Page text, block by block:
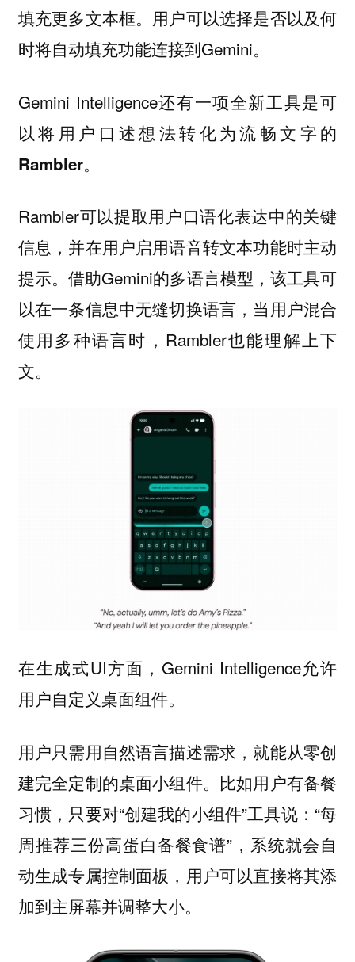
填充更多文本框。用户可以选择是否以及何
时将自动填充功能连接到Gemini。
Gemini Intelligence还有一项全新工具是可
以将用户口述想法转化为流畅文字的
Rambler。
Rambler可以提取用户口语化表达中的关键
信息，并在用户启用语音转文本功能时主动
提示。借助Gemini的多语言模型，该工具可
以在一条信息中无缝切换语言，当用户混合
使用多种语言时，Rambler也能理解上下
文。
在生成式UI方面，Gemini Intelligence允许
用户自定义桌面组件。
用户只需用自然语言描述需求，就能从零创
建完全定制的桌面小组件。比如用户有备餐
习惯，只要对“创建我的小组件”工具说：“每
周推荐三份高蛋白备餐食谱”，系统就会自
动生成专属控制面板，用户可以直接将其添
加到主屏幕并调整大小。